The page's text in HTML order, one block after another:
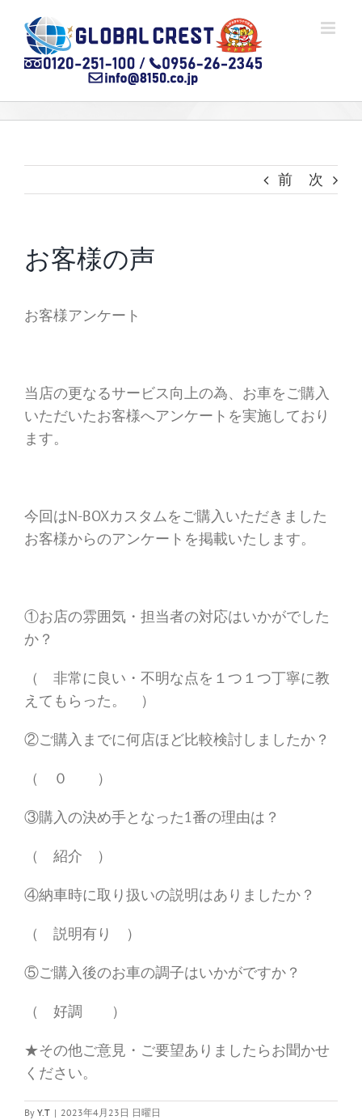
content
前 次
お客様の声
お客様アンケート
当店の更なるサービス向上の為、お車をご購入
いただいたお客様へアンケートを実施しており
ます。
今回はN-BOXカスタムをご購入いただきました
お客様からのアンケートを掲載いたします。
①お店の雰囲気・担当者の対応はいかがでした
か？
（ 非常に良い・不明な点を１つ１つ丁寧に教
えてもらった。 ）
②ご購入までに何店ほど比較検討しましたか？
（ ０ ）
③購入の決め手となった1番の理由は？
（ 紹介 ）
④納車時に取り扱いの説明はありましたか？
（ 説明有り ）
⑤ご購入後のお車の調子はいかがですか？
（ 好調 ）
★その他ご意見・ご要望ありましたらお聞かせ
ください。
By Y.T | 2023年4月23日 日曜日